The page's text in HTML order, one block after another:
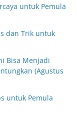
untuk Pemula
dan Trik untuk
Bisa Menjadi
(Agustus
untuk Pemula